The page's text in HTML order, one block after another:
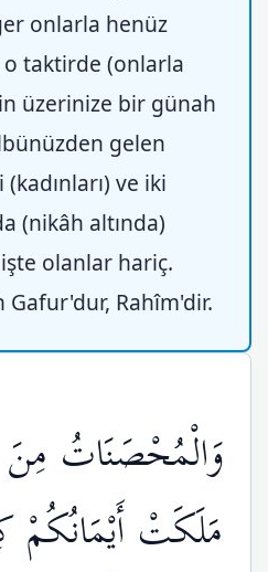
onlarla henüz
taktirde (onlarla
üzerinize bir günah
gelen
(kadınları) ve iki
(nikâh altında)
olanlar hariç.
Gafur'dur, Rahîm'dir.
وَالْمُحْصَنَاتُ مِنَ
مَلَكَتْ أَيْمَانُكُمْ